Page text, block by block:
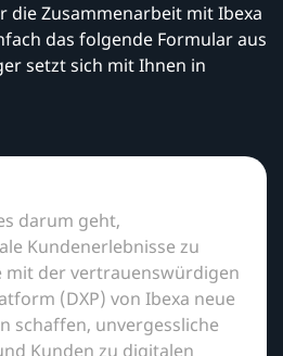
die Zusammenarbeit mit Ibexa
das folgende Formular aus
setzt sich mit Ihnen in
darum geht,
Kundenerlebnisse zu
mit der vertrauenswürdigen
(DXP) von Ibexa neue
schaffen, unvergessliche
Kunden zu digitalen